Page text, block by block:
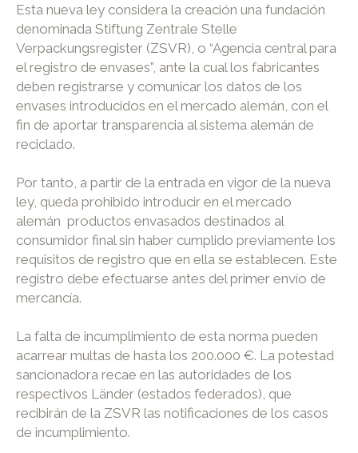
Esta nueva ley considera la creación una fundación
denominada Stiftung Zentrale Stelle
Verpackungsregister (ZSVR), o “Agencia central para
el registro de envases”, ante la cual los fabricantes
deben registrarse y comunicar los datos de los
envases introducidos en el mercado alemán, con el
fin de aportar transparencia al sistema alemán de
reciclado.
Por tanto, a partir de la entrada en vigor de la nueva
ley, queda prohibido introducir en el mercado
alemán productos envasados destinados al
consumidor final sin haber cumplido previamente los
requisitos de registro que en ella se establecen. Este
registro debe efectuarse antes del primer envío de
mercancía.
La falta de incumplimiento de esta norma pueden
acarrear multas de hasta los 200.000 €. La potestad
sancionadora recae en las autoridades de los
respectivos Länder (estados federados), que
recibirán de la ZSVR las notificaciones de los casos
de incumplimiento.